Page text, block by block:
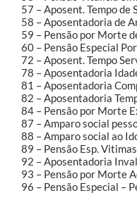
57 – Aposent. Tempo de
58 – Aposentadoria de
59 – Pensão por Morte
60 – Pensão Especial
72 – Aposent. Tempo
78 – Aposentadoria
81 – Aposentadoria
82 – Aposentadoria
84 – Pensão por Morte
87 – Amparo social
88 – Amparo social ao
89 – Pensão Esp.
92 – Aposentadoria
93 – Pensão por Morte
96 – Pensão Especial –